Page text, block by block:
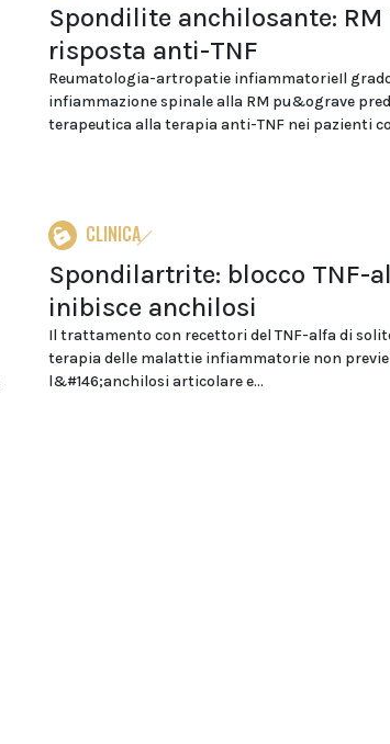
Spondilite anchilosante: RM
risposta anti-TNF
Reumatologia-artropatie infiammatorieIl
infiammazione spinale alla RM pu&ograve
terapeutica alla terapia anti-TNF nei pazienti
CLINICA
Spondilartrite: blocco TNF-
inibisce anchilosi
Il trattamento con recettori del TNF-alfa di
terapia delle malattie infiammatorie non
l&#146;anchilosi articolare e...